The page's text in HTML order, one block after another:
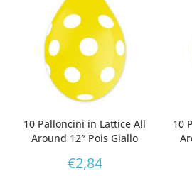
10 Palloncini in Lattice All
Around 12″ Pois Giallo
€2,84
10